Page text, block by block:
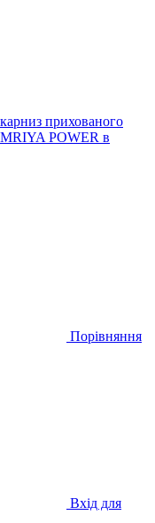
прихованого
MRIYA POWER в
Порівняння
Вхід для